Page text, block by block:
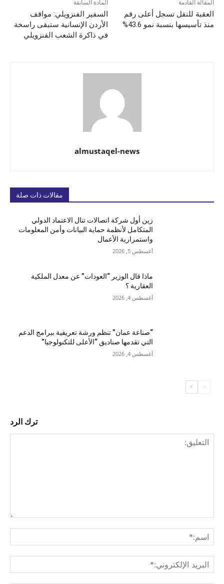
المادة السابقة
السفير الفنزويلي: مواقف
الأردن الإنسانية ستبقى راسخة
في ذاكرة الشعب الفنزويلي
المقالة القادمة
العقبة للنقل تسجل أعلى رقم
منذ تأسيسها بنسبة نمو 43.6%
almustaqel-news
مقالات ذات صلة
زين أول شركة اتصالات تنال الاعتماد الدولي
المتكامل لأنظمة حماية البيانات وأمن المعلومات
واستمرارية الأعمال
أغسطس 5, 2026
ماذا قال الوزير “العودات” عن معدل الملكية
العقارية ؟
أغسطس 4, 2026
“صناعة عمان” تنظم ورشة تعريفية ببرامج الدعم
التي تقدمها صناديق “الأعلى للتكنولوجيا”
أغسطس 4, 2026
ترك الرد